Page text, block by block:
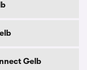
Gelb